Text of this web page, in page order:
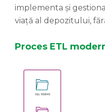
implementa și
viață al depozitului,
Proces ETL